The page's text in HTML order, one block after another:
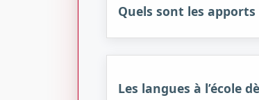
Quels sont les
Les langues à l’école